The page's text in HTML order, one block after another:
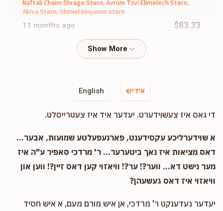
Naftali Chaim Shrage Stern, Avrum Tzvi Elimelech Stern,
Akiva Stern, Shmiel binyumin stern
11 months ago $83.33
גאר שיין
11 months ago $83.00
Phone Donation Shmiel binyumin stern
$5.00
English אידיש
די גאס איז צעשוידערט. יעדער איד איז צעטרייסלט.
א שוידערליכע עקסידענט, פארנעפעלטע שמועות, אבער...
דאס מציאות איז נאך ביטערער... ר' מרדכי סאפיר ע"ה איז
מער נישט דא... ווער?! ער?! וויאזוי קען דאס זיין?! ווען און
וויאזוי איז דאס געשעהן?
יעדער געדענקט ר' מרדכי, אן איש מורם מעם, א איש חסיד